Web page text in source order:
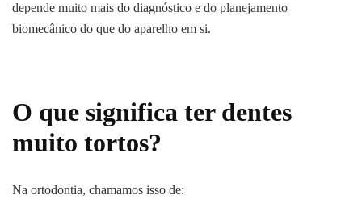
depende muito mais do diagnóstico e do planejamento
biomecânico do que do aparelho em si.
O que significa ter dentes
muito tortos?
Na ortodontia, chamamos isso de: